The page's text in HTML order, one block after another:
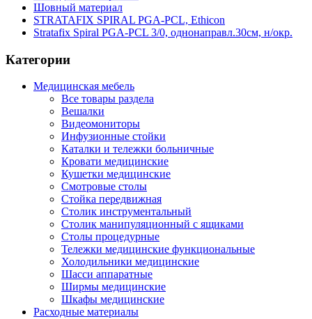
Шовный материал
STRATAFIX SPIRAL PGA-PCL, Ethicon
Stratafix Spiral PGA-PCL 3/0, однонаправл.30см, н/окр.
Категории
Медицинская мебель
Все товары раздела
Вешалки
Видеомониторы
Инфузионные стойки
Каталки и тележки больничные
Кровати медицинские
Кушетки медицинские
Смотровые столы
Стойка передвижная
Столик инструментальный
Столик манипуляционный с ящиками
Столы процедурные
Тележки медицинские функциональные
Холодильники медицинские
Шасси аппаратные
Ширмы медицинские
Шкафы медицинские
Расходные материалы